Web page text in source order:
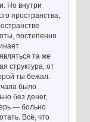
Но внутри
пространства,
постепенно
та же
структура, от
ты бежал.
было
без денег,
— больно
Всё, что